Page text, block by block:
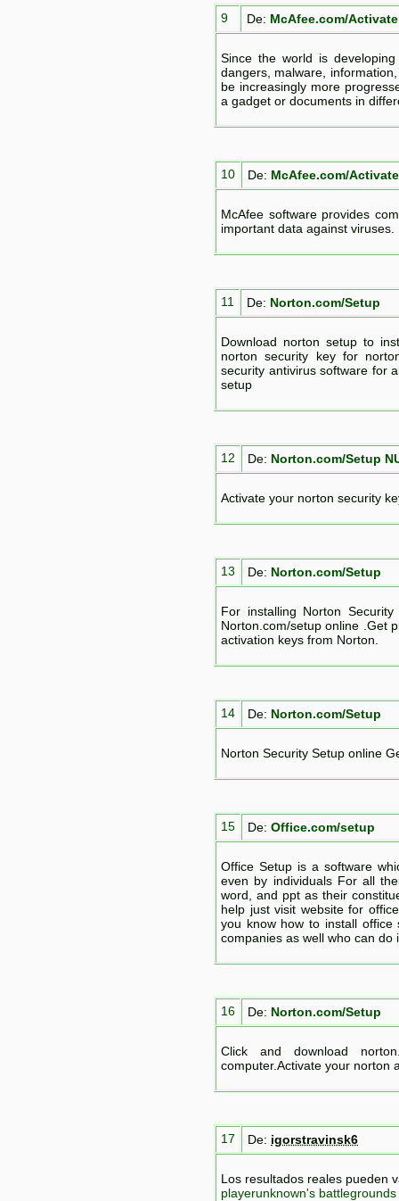
9 De: McAfee.com/Activate
Since the world is
dangers, malware,
be increasingly more
a gadget or documents in
10 De: McAfee.com/Activate
McAfee software provides
important data against viruses.
11 De: Norton.com/Setup
Download norton setup to
norton security key for
security antivirus software for
setup
12 De: Norton.com/Setup
Activate your norton security
13 De: Norton.com/Setup
For installing Norton
Norton.com/setup online .Get
activation keys from Norton.
14 De: Norton.com/Setup
Norton Security Setup online
15 De: Office.com/setup
Office Setup is a software
even by individuals For all
word, and ppt as their
help just visit website for
you know how to install
companies as well who can do
16 De: Norton.com/Setup
Click and download
computer.Activate your norton
17 De: igorstravinsk6
Los resultados reales pueden
playerunknown's battlegrounds